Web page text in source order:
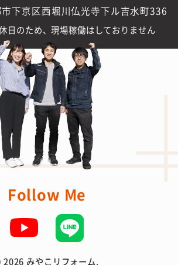
下京区西堀川仏光寺下ル吉水町336
日のため、現場稼働はしておりません
Follow Me
2026 みやこリフォーム.